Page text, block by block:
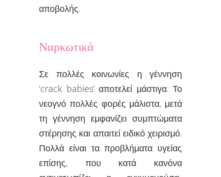
αποβολής.
Ναρκωτικά
Σε πολλές κοινωνίες η γέννηση
‘crack babies’ αποτελεί μάστιγα. Το
νεογνό πολλές φορές μάλιστα, μετά
τη γέννηση εμφανίζει συμπτώματα
στέρησης και απαιτεί ειδικό χειρισμό.
Πολλά είναι τα προβλήματα υγείας
επίσης, που κατά κανόνα